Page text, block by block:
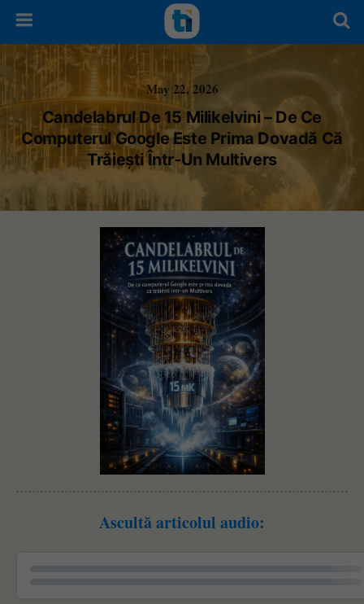
May 22, 2026
Candelabrul De 15 Milikelvini – De Ce
Computerul Google Este Prima Dovadă Că
Trăiești Într-Un Multivers
Ascultă articolul audio: